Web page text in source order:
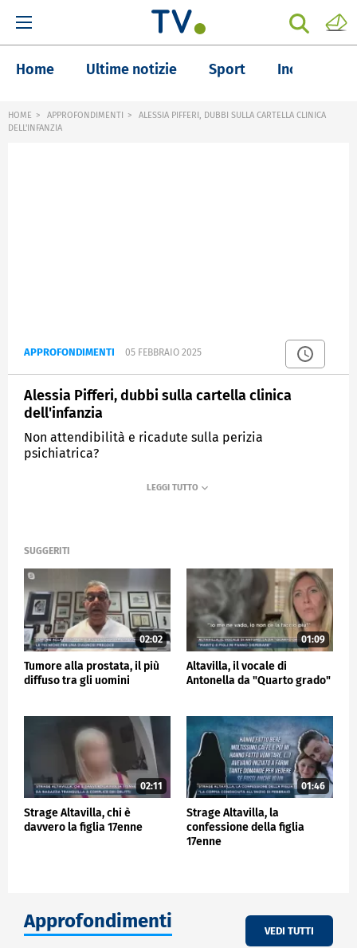
Home Ultime notizie Sport Inchieste
HOME APPROFONDIMENTI
ALESSIA PIFFERI, DUBBI SULLA CARTELLA CLINICA
DELL'INFANZIA
APPROFONDIMENTI 05 FEBBRAIO 2025
Alessia Pifferi, dubbi sulla cartella clinica
dell'infanzia
Non attendibilità e ricadute sulla perizia
psichiatrica?
MATTINO CINQUE NEWS
SUGGERITI
02:02
Tumore alla prostata, il più
diffuso tra gli uomini
01:09
Altavilla, il vocale di
Antonella da "Quarto grado"
02:11
Strage Altavilla, chi è
davvero la figlia 17enne
01:46
Strage Altavilla, la
confessione della figlia
17enne
Approfondimenti VEDI TUTTI